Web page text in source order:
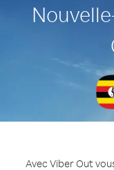
Avec Viber Out